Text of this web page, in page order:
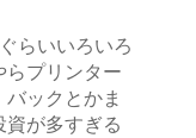
らいいろいろ
らプリンター
ックとかま
資が多すぎる